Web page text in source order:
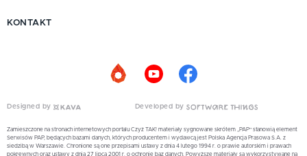
KONTAKT
Designed by Developed by
Zamieszczone na stronach internetowych portalu Czyż TAK! materiały sygnowane skrótem „PAP” stanowią element
Serwisów PAP, będących bazami danych, których producentem i wydawcą jest Polska Agencja Prasowa S.A. z
siedzibą w Warszawie. Chronione są one przepisami ustawy z dnia 4 lutego 1994 r. o prawie autorskim i prawach
pokrewnych oraz ustawy z dnia 27 lipca 2001 r. o ochronie baz danych. Powyższe materiały są wykorzystywane na